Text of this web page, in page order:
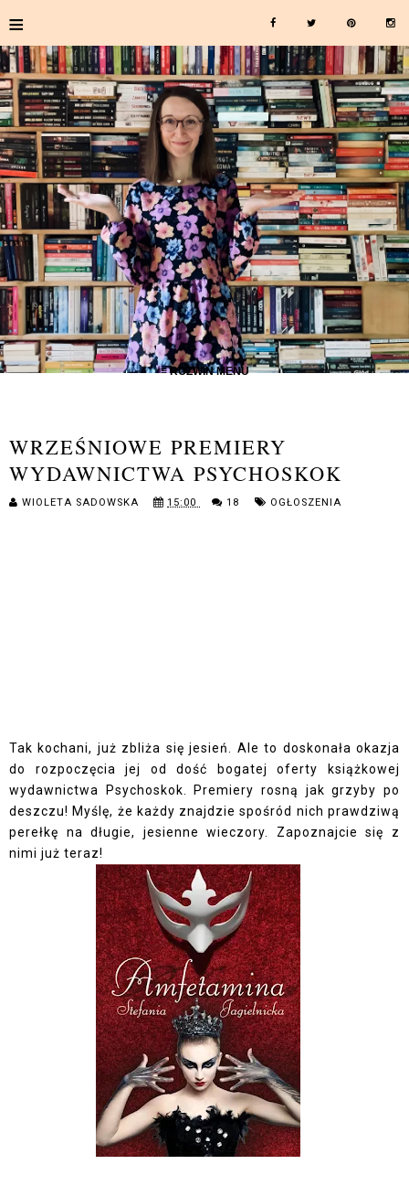
≡
≡ ROZWIŃ MENU
WRZEŚNIOWE PREMIERY
WYDAWNICTWA PSYCHOSKOK
WIOLETA SADOWSKA 15:00 18 OGŁOSZENIA
Tak kochani, już zbliża się jesień. Ale to doskonała okazja
do rozpoczęcia jej od dość bogatej oferty książkowej
wydawnictwa Psychoskok. Premiery rosną jak grzyby po
deszczu! Myślę, że każdy znajdzie spośród nich prawdziwą
perełkę na długie, jesienne wieczory. Zapoznajcie się z
nimi już teraz!